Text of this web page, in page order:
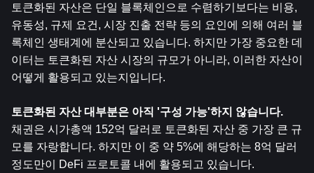
토큰화된 자산은 단일 블록체인으로 수렴하기보다는 비용,
유동성, 규제 요건, 시장 진출 전략 등의 요인에 의해 여러 블
록체인 생태계에 분산되고 있습니다. 하지만 가장 중요한 데
이터는 토큰화된 자산 시장의 규모가 아니라, 이러한 자산이
어떻게 활용되고 있는지입니다.
토큰화된 자산 대부분은 아직 '구성 가능'하지 않습니다.
채권은 시가총액 152억 달러로 토큰화된 자산 중 가장 큰 규
모를 자랑합니다. 하지만 이 중 약 5%에 해당하는 8억 달러
정도만이 DeFi 프로토콜 내에 활용되고 있습니다.